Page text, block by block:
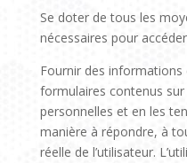
Se doter de tous les
nécessaires pour
Fournir des informations
formulaires contenus
personnelles et en les
manière à répondre, à
réelle de l’utilisateur.